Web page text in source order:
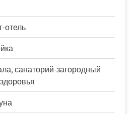
отель
санаторий-загородный